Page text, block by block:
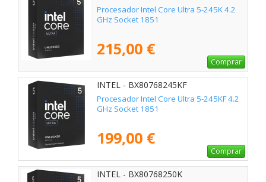
Procesador Intel Core Ultra 5-245K 4.2
GHz Socket 1851
215,00 €
Comprar
INTEL - BX80768245KF
Procesador Intel Core Ultra 5-245KF 4.2
GHz Socket 1851
199,00 €
Comprar
INTEL - BX80768250K